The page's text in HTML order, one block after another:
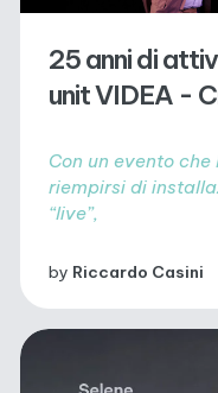
25 anni di
unit VIDEA -
Con un evento
riempirsi di
“live”,
by Riccardo Casini